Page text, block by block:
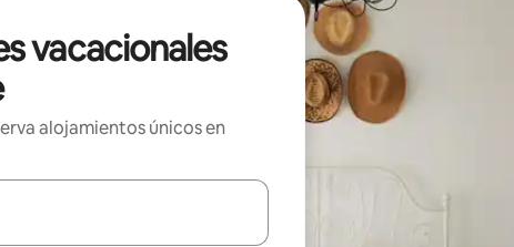
vacacionales
alojamientos únicos en
estén disponibles, navega con las teclas de flecha hacia arriba